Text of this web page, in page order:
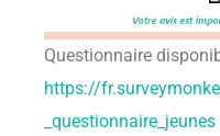
Questionnaire
https://
_questionnaire_jeunes